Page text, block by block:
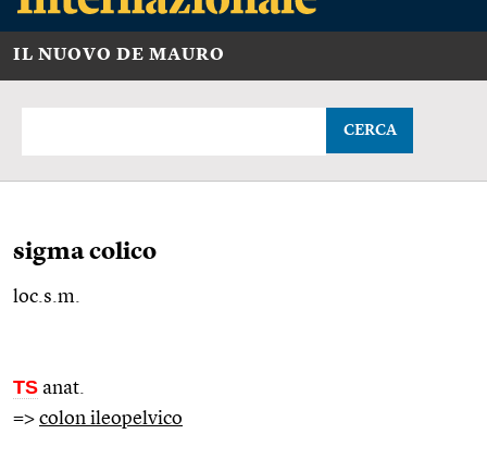
IL NUOVO DE MAURO
CERCA
sigma colico
loc.s.m.
TS anat.
=> colon ileopelvico